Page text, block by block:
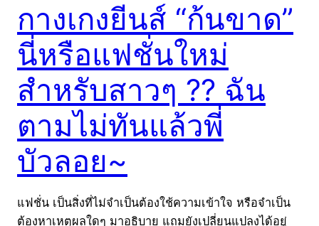
กางเกงยีนส์ “ก้นขาด”
นี่หรือแฟชั่นใหม่
สำหรับสาวๆ ?? ฉัน
ตามไม่ทันแล้วพี่
บัวลอย~
แฟชั่น เป็นสิ่งที่ไม่จำเป็นต้องใช้ความเข้าใจ หรือจำเป็น
ต้องหาเหตุผลใดๆ มาอธิบาย แถมยังเปลี่ยนแปลงได้อยู่